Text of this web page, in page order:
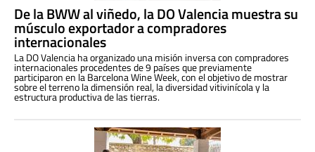
De la BWW al viñedo, la DO Valencia muestra su
músculo exportador a compradores
internacionales
La DO Valencia ha organizado una misión inversa con compradores
internacionales procedentes de 9 países que previamente
participaron en la Barcelona Wine Week, con el objetivo de mostrar
sobre el terreno la dimensión real, la diversidad vitivinícola y la
estructura productiva de las tierras.